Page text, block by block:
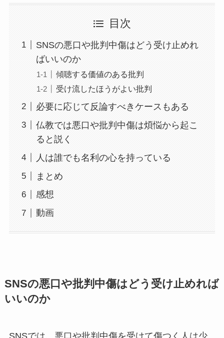
目次
SNSの悪口や批判中傷はどう受け止めれ
ばいいのか
傾聴する価値のある批判
受け流したほうがよい批判
必要に応じて反論すべきケースもある
仏教では悪口や批判中傷は煩悩から起こ
ると説く
人は誰でも名利の心を持っている
まとめ
感想
動画
SNSの悪口や批判中傷はどう受け止めれば
いいのか
SNSでは、悪口や批判中傷を受けて傷つく人は少